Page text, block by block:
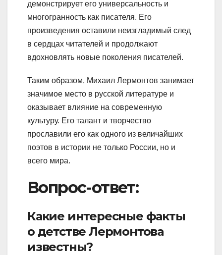
демонстрирует его универсальность и
многогранность как писателя. Его
произведения оставили неизгладимый след
в сердцах читателей и продолжают
вдохновлять новые поколения писателей.
Таким образом, Михаил Лермонтов занимает
значимое место в русской литературе и
оказывает влияние на современную
культуру. Его талант и творчество
прославили его как одного из величайших
поэтов в истории не только России, но и
всего мира.
Вопрос-ответ:
Какие интересные факты
о детстве Лермонтова
известны?